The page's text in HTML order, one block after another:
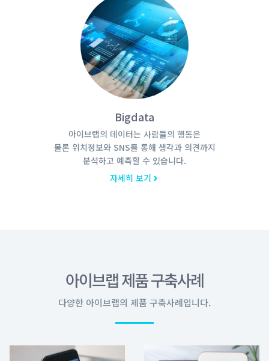
Bigdata
아이브랩의 데이터는 사람들의 행동은
물론 위치정보와 SNS를 통해 생각과 의견까지
분석하고 예측할 수 있습니다.
자세히 보기
아이브랩 제품 구축사례
다양한 아이브랩의 제품 구축사례입니다.